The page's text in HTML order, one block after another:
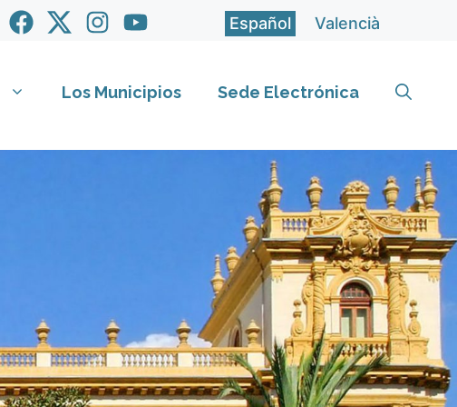
Español Valencià
Los Municipios Sede Electrónica